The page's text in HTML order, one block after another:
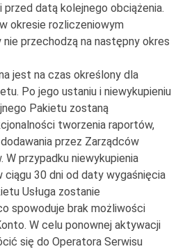
przed datą kolejnego obciążenia.
okresie rozliczeniowym
przechodzą na następny okres
jest na czas określony dla
Po jego ustaniu i niewykupieniu
Pakietu zostaną
tworzenia raportów,
przez Zarządców
W przypadku niewykupienia
ciągu 30 dni od daty wygaśnięcia
Usługa zostanie
spowoduje brak możliwości
W celu ponownej aktywacji
się do Operatora Serwisu